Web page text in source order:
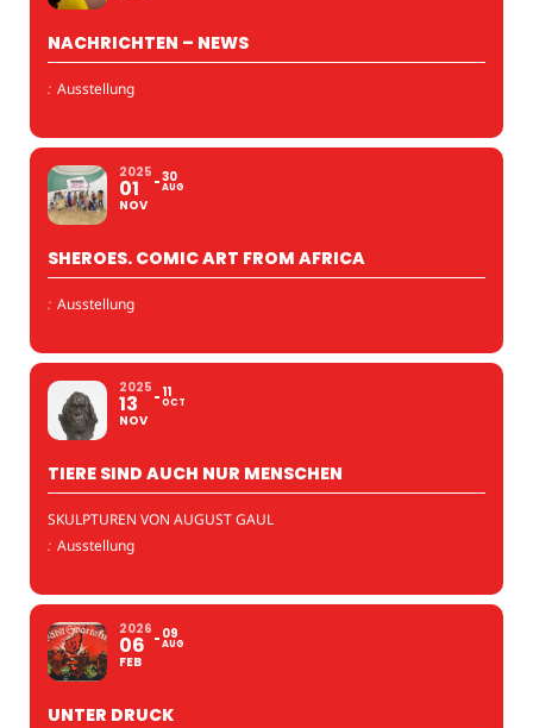
NACHRICHTEN – NEWS
: Ausstellung
2025
01
NOV
30
AUG
SHEROES. COMIC ART FROM AFRICA
: Ausstellung
2025
13
NOV
11
OCT
TIERE SIND AUCH NUR MENSCHEN
SKULPTUREN VON AUGUST GAUL
: Ausstellung
2026
06
FEB
09
AUG
UNTER DRUCK